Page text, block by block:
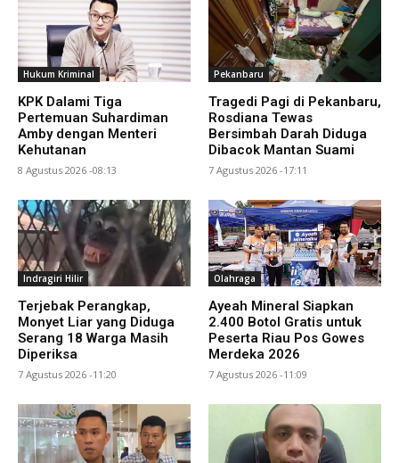
Hukum Kriminal
KPK Dalami Tiga
Pertemuan Suhardiman
Amby dengan Menteri
Kehutanan
8 Agustus 2026 -08:13
Pekanbaru
Tragedi Pagi di Pekanbaru,
Rosdiana Tewas
Bersimbah Darah Diduga
Dibacok Mantan Suami
7 Agustus 2026 -17:11
Indragiri Hilir
Terjebak Perangkap,
Monyet Liar yang Diduga
Serang 18 Warga Masih
Diperiksa
7 Agustus 2026 -11:20
Olahraga
Ayeah Mineral Siapkan
2.400 Botol Gratis untuk
Peserta Riau Pos Gowes
Merdeka 2026
7 Agustus 2026 -11:09